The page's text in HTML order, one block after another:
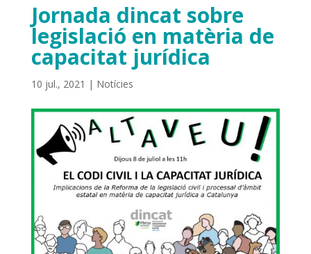
Jornada dincat sobre
legislació en matèria de
capacitat jurídica
10 jul., 2021 | Notícies